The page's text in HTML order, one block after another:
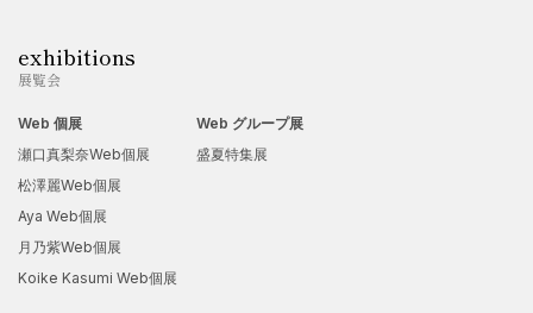
exhibitions
展覧会
Web 個展
瀬口真梨奈Web個展
松澤麗Web個展
Aya Web個展
月乃紫Web個展
Koike Kasumi Web個展
Web グループ展
盛夏特集展